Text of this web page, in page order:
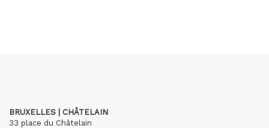
BRUXELLES | CHÂTELAIN
33 place du Châtelain